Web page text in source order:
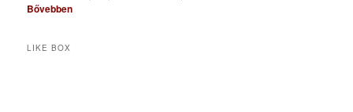
Bővebben
LIKE BOX